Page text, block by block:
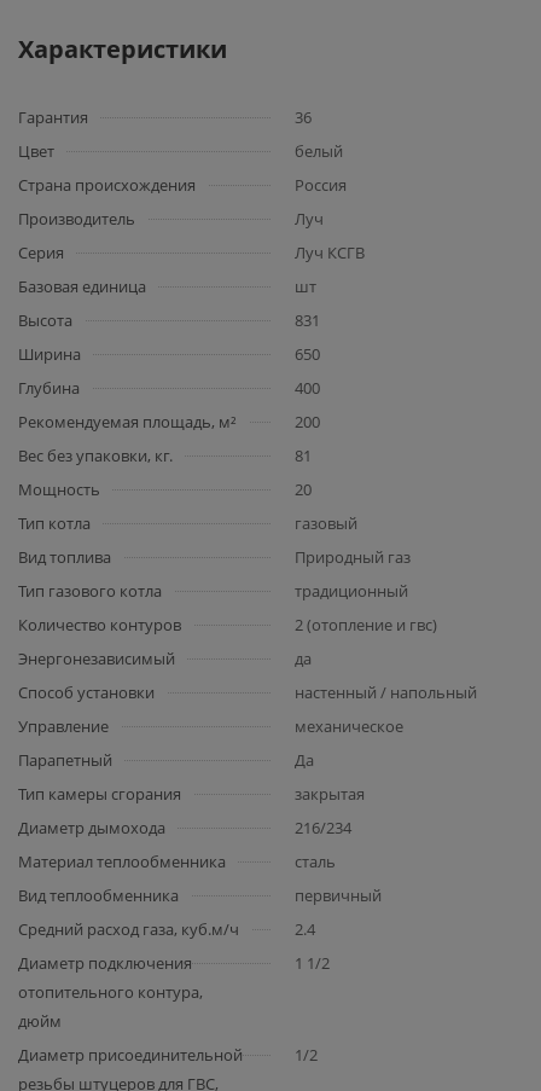
Характеристики
Гарантия
36
Цвет
белый
Страна происхождения
Россия
Производитель
Луч
Серия
Луч КСГВ
Базовая единица
шт
Высота
831
Ширина
650
Глубина
400
Рекомендуемая площадь, м²
200
Вес без упаковки, кг.
81
Мощность
20
Тип котла
газовый
Вид топлива
Природный газ
Тип газового котла
традиционный
Количество контуров
2 (отопление и гвс)
Энергонезависимый
да
Способ установки
настенный / напольный
Управление
механическое
Парапетный
Да
Тип камеры сгорания
закрытая
Диаметр дымохода
216/234
Материал теплообменника
сталь
Вид теплообменника
первичный
Средний расход газа, куб.м/ч
2.4
Диаметр подключения
отопительного контура,
дюйм
1 1/2
Диаметр присоединительной
резьбы штуцеров для ГВС,
1/2